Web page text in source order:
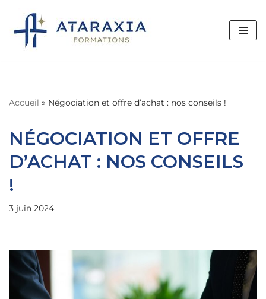
Aller
Accueil » Négociation et offre d’achat : nos conseils !
NÉGOCIATION ET OFFRE
D’ACHAT : NOS CONSEILS
!
3 juin 2024